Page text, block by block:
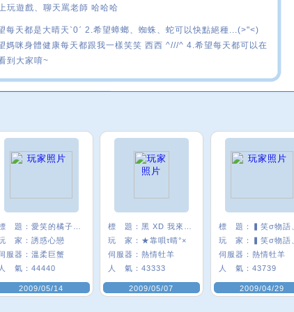
玩遊戲、聊天罵老師 哈哈哈
每天都是大晴天ˋ0ˊ 2.希望蟑螂、蜘蛛、蛇可以快點絕種...(>"<)
媽咪身體健康每天都跟我一樣笑笑 西西 ^///^ 4.希望每天都可以在
到大家唷~
題：
家： 誘惑心戀
服器： 溫柔巨蟹
人 氣： 44440
2009/05/14
標 題：
玩 家： ★靠唄τ晴°×
伺服器： 熱情牡羊
人 氣： 43333
2009/05/07
標 題：
▍笑σ物語
玩 家：
▍笑σ物語
伺服器： 熱情牡羊
人 氣： 43739
2009/04/29